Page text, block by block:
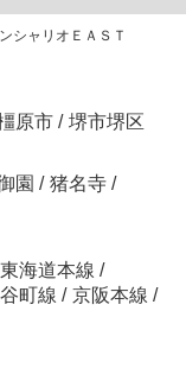
シャリオＥＡＳＴ
原市 / 堺市堺区
園 / 猪名寺 /
東海道本線 /
町線 / 京阪本線 /